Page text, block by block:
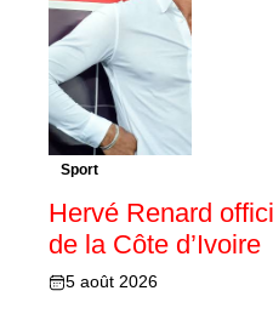
Sport
Hervé Renard
de la Côte d’Ivoire
5 août 2026